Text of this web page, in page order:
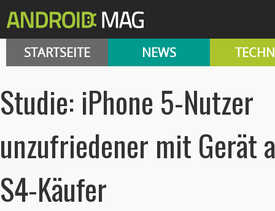
STARTSEITE NEWS
Studie: iPhone 5-Nutzer
unzufriedener mit Gerät
S4-Käufer